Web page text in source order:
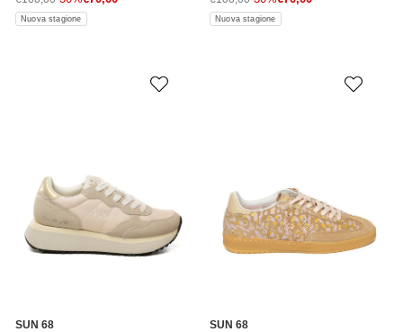
Nuova stagione Nuova stagione
SUN 68 SUN 68